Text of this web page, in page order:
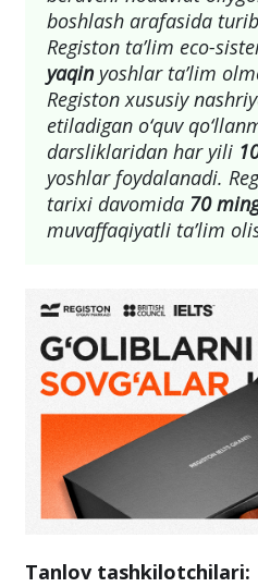
boshlash arafasida
Registon ta’lim eco-
yaqin yoshlar ta’lim
Registon xususiy
etiladigan o‘quv
darsliklaridan har yili
yoshlar foydalanadi.
tarixi davomida 70
muvaffaqiyatli ta’lim
Tanlov tashkilotchilari: